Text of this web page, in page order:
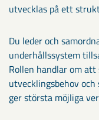
utvecklas på ett
Du leder och
underhållssystem
Rollen handlar om
utvecklingsbehov
ger största möjliga